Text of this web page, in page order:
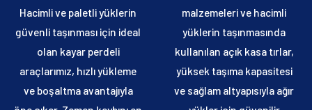
Hacimli ve paletli yüklerin
güvenli taşınması için ideal
olan kayar perdeli
araçlarımız, hızlı yükleme
ve boşaltma avantajıyla
malzemeleri ve hacimli
yüklerin taşınmasında
kullanılan açık kasa tırlar,
yüksek taşıma kapasitesi
ve sağlam altyapısıyla ağır